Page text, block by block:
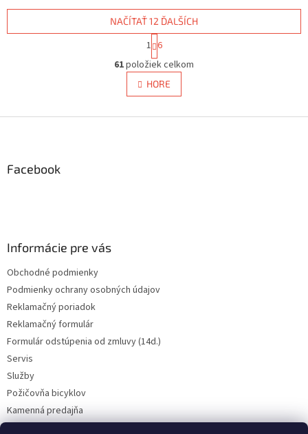
O
v
l
á
s
NAČÍTAŤ 12 ĎALŠÍCH
S
t
r
á
n
k
v
1 6
61položiek celkom
HORE
Facebook
Informácie pre vás
Obchodné podmienky
Podmienky ochrany osobných údajov
Reklamačný poriadok
Reklamačný formulár
Formulár odstúpenia od zmluvy (14d.)
Servis
Služby
Požičovňa bicyklov
Kamenná predajňa